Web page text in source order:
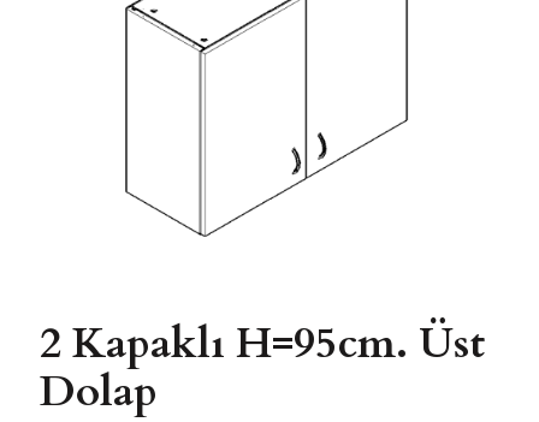
2 Kapaklı H=95cm. Üst
Dolap